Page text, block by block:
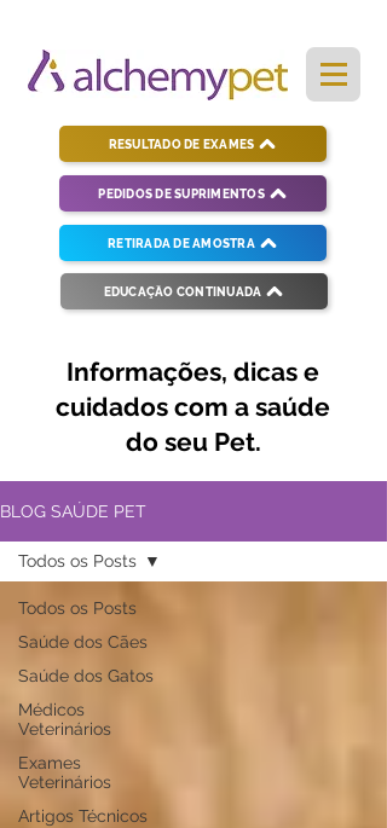
PEDIDOS DE SUPRIMENTOS
RESULTADO DE EXAMES
RETIRADA DE AMOSTRA
EDUCAÇÃO CONTINUADA
Informações, dicas e
cuidados com a saúde
do seu Pet.
BLOG SAÚDE PET
Todos os Posts
Saúde dos Cães
Saúde dos Gatos
Médicos
Veterinários
Exames
Veterinários
Artigos Técnicos
Todos os Posts